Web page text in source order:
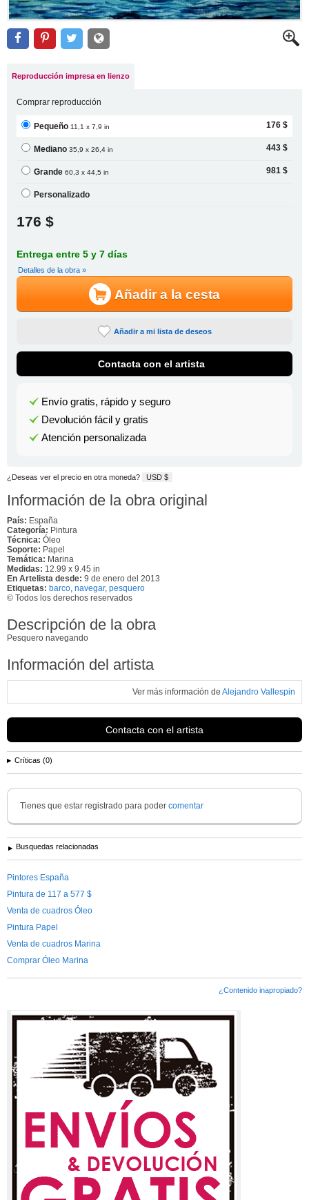
Reproducción impresa en lienzo
Comprar reproducción
Pequeño11,1 x 7,9 in 176 $
Mediano35,9 x 26,4 in 443 $
Grande60,3 x 44,5 in 981 $
Personalizado
176 $
Entrega entre 5 y 7 días
Detalles de la obra »
Añadir a la cesta
Añadir a mi lista de deseos
Contacta con el artista
Envío gratis, rápido y seguro
Devolución fácil y gratis
Atención personalizada
¿Deseas ver el precio en otra moneda? USD $
Información de la obra original
País: España
Categoría: Pintura
Técnica: Óleo
Soporte: Papel
Temática: Marina
Medidas: 12.99 x 9.45 in
En Artelista desde: 9 de enero del 2013
Etiquetas: barco navegar, pesquero
© Todos los derechos reservados
Descripción de la obra
Pesquero navegando
Información del artista
Ver más información de Alejandro Vallespin
Contacta con el artista
Críticas (0)
Tienes que estar registrado para poder comentar
Busquedas relacionadas
Pintores España
Pintura de 117 a 577 $
Venta de cuadros Óleo
Pintura Papel
Venta de cuadros Marina
Comprar Óleo Marina
¿Contenido inapropiado?